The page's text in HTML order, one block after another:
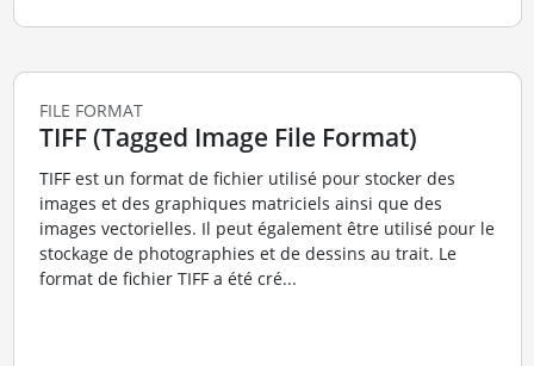
FILE FORMAT
TIFF (Tagged Image File Format)
TIFF est un format de fichier utilisé pour stocker des
images et des graphiques matriciels ainsi que des
images vectorielles. Il peut également être utilisé pour le
stockage de photographies et de dessins au trait. Le
format de fichier TIFF a été cré...